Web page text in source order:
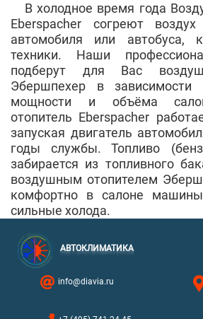
В холодное время года
Eberspacher согреют
автомобиля или автобуса,
техники. Наши
подберут для Вас
Эбершпехер в зависимости
мощности и объёма
отопитель Eberspacher
запуская двигатель
годы службы. Топливо
забирается из топливного
воздушным отопителем
комфортно в салоне
сильные холода.
АВТОКЛИМАТИКА
info@diavia.ru